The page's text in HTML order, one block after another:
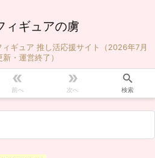
ィギュアの虜
ギュア 推し活応援サイト（2026年7月
新・運営終了）

前へ

次へ

検索